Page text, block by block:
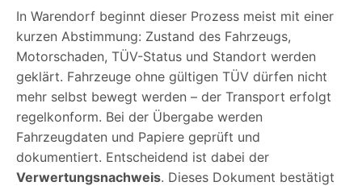
In Warendorf beginnt dieser Prozess meist mit einer
kurzen Abstimmung: Zustand des Fahrzeugs,
Motorschaden, TÜV-Status und Standort werden
geklärt. Fahrzeuge ohne gültigen TÜV dürfen nicht
mehr selbst bewegt werden – der Transport erfolgt
regelkonform. Bei der Übergabe werden
Fahrzeugdaten und Papiere geprüft und
dokumentiert. Entscheidend ist dabei der
Verwertungsnachweis. Dieses Dokument bestätigt